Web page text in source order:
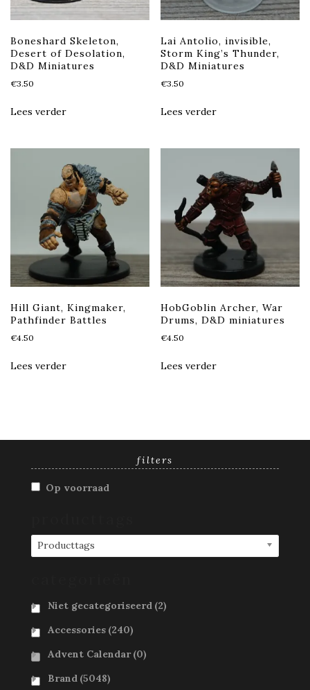
Boneshard Skeleton,
Desert of Desolation,
D&D Miniatures
€3.50
Lees verder
Lai Antolio, invisible,
Storm King’s Thunder,
D&D Miniatures
€3.50
Lees verder
Hill Giant, Kingmaker,
Pathfinder Battles
€4.50
Lees verder
HobGoblin Archer, War
Drums, D&D miniatures
€4.50
Lees verder
filters
Op voorraad
Producttags
Niet gecategoriseerd (2)
Accessories (240)
Advent Calendar (0)
Brand (5048)